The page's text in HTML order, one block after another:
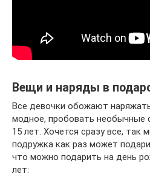
Вещи и наряды в
Все девочки обожают
модное, пробовать необычные
15 лет. Хочется сразу все, так
подружка как раз может
что можно подарить на день
лет: